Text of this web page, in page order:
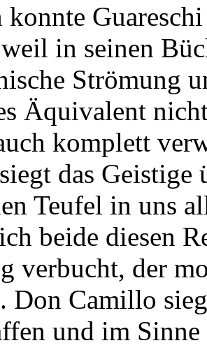
in seinen
Strömung
Äquivalent
komplett
das
Teufel in uns
beide diesen
verbucht, der
Don Camillo
und im